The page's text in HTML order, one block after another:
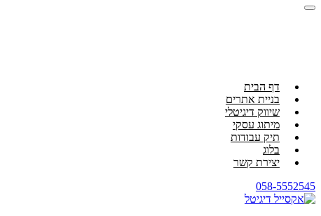
דף הבית
בניית אתרים
שיווק דיגיטלי
מיתוג עסקי
תיק עבודות
בלוג
יצירת קשר
058-5552545